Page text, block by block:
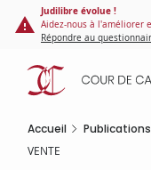
Panneau de gestion des
contenu
principal
Judilibre évolue !
Aidez-nous à l'améliorer
Répondre au
Accueil Publications
VENTE